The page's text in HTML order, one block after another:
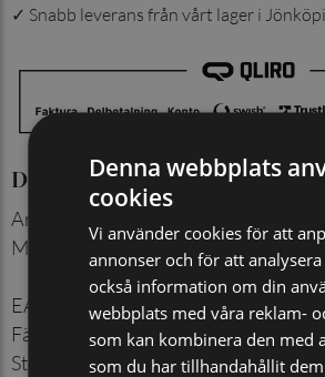
✓ Snabb leverans från vårt lager i
Detaljer
Artikelnummer
Material
80%
EAN
Färg
Svart
Storlek
40/45
Denna webbplats
cookies
Vi använder cookies för att
annonser och för att
också information om din
webbplats med våra reklam-
som kan kombinera den med
som du har tillhandahållit